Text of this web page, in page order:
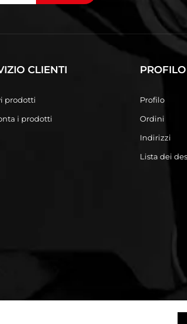
CLIENTI
prodotti
i prodotti
PROFILO
Profilo
Ordini
Indirizzi
Lista dei